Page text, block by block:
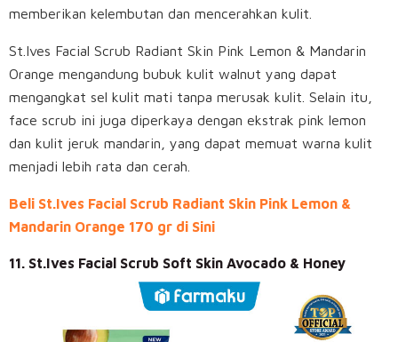
memberikan kelembutan dan mencerahkan kulit.
St.Ives Facial Scrub Radiant Skin Pink Lemon & Mandarin
Orange mengandung bubuk kulit walnut yang dapat
mengangkat sel kulit mati tanpa merusak kulit. Selain itu,
face scrub ini juga diperkaya dengan ekstrak pink lemon
dan kulit jeruk mandarin, yang dapat memuat warna kulit
menjadi lebih rata dan cerah.
Beli St.Ives Facial Scrub Radiant Skin Pink Lemon &
Mandarin Orange 170 gr di Sini
11. St.Ives Facial Scrub Soft Skin Avocado & Honey